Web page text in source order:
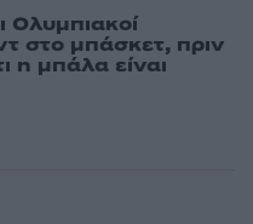
Ολυμπιακοί
στο μπάσκετ, πριν
η μπάλα είναι